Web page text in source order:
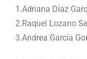
1.Adriana Díaz
2.Raquel Lozano
3.Andrea García